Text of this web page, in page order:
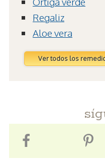
Regaliz
Aloe vera
Ver todos los